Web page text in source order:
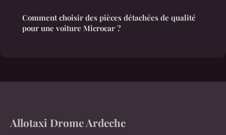
Comment choisir des pièces détachées de qualité
pour une voiture Microcar ?
Allotaxi Drome Ardeche